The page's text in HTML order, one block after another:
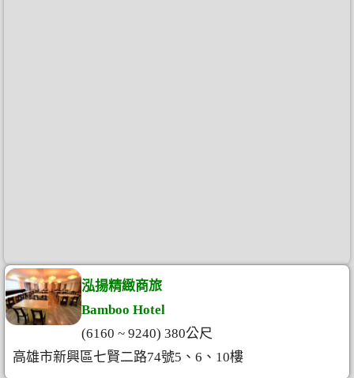
泓揚精緻商旅
Bamboo Hotel
(6160 ~ 9240) 380公尺
高雄市新興區七賢二路74號5、6、10樓